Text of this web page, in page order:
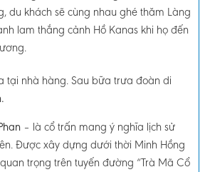
du khách sẽ cùng nhau ghé thăm Làng
lam thắng cảnh Hồ Kanas khi họ đến
tại nhà hàng. Sau bữa trưa đoàn di
– là cổ trấn mang ý nghĩa lịch sử
Được xây dựng dưới thời Minh Hồng
trọng trên tuyến đường “Trà Mã Cổ